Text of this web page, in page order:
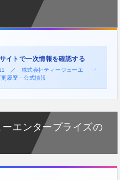
イトで一次情報を確認する
／ 株式会社ティージェーエ
履歴・公式情報
→
エンタープライズの